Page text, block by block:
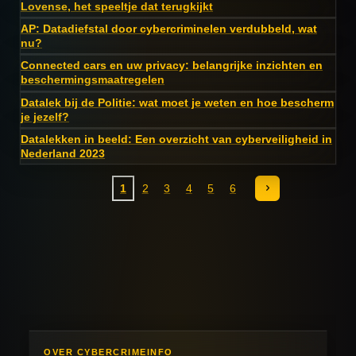
Lovense, het speeltje dat terugkijkt
AP: Datadiefstal door cybercriminelen verdubbeld, wat
nu?
Connected cars en uw privacy: belangrijke inzichten en
beschermingsmaatregelen
Datalek bij de Politie: wat moet je weten en hoe bescherm
je jezelf?
Datalekken in beeld: Een overzicht van cyberveiligheid in
Nederland 2023
1 2 3 4 5 6
OVER CYBERCRIMEINFO